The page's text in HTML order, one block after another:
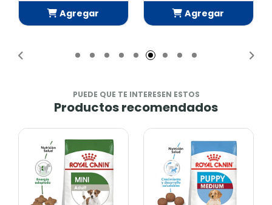
Agregar
Agregar
PUEDE QUE TE INTERESEN ESTOS
Productos recomendados